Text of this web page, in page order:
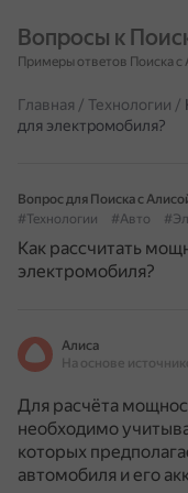
Вопросы к
Примеры ответов Поиска с
Главная / Технологии /
для электромобиля?
Вопрос для Поиска с
#Технологии
#Авто
Как рассчитать
электромобиля?
Алиса
Для расчёта
необходимо
которых
автомобиля и его